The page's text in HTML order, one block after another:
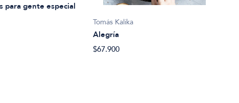
para gente especial
Tomás Kalika
Alegría
$67.900